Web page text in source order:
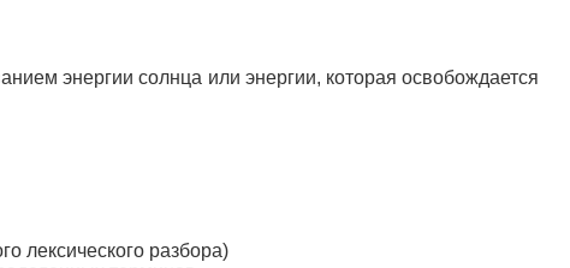
энергии солнца или энергии, которая освобождается
лексического разбора)